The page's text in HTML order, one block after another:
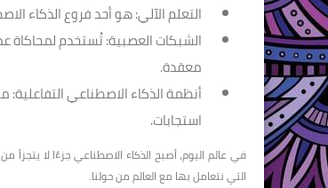
التعلم الآلي:هو أحد فروع الذكاء
الشبكات العصبية:تُستخدم لمحاكاة
معقدة.
أنظمة الذكاء الاصطناعي التفاعلية:
استجابات.
في عالم اليوم، أصبح الذكاء الاصطناعي جزءًا لا يتجزأ
التي نتعامل بها مع العالم من حولنا.